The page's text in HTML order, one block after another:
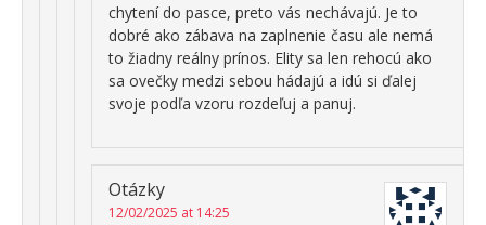
chytení do pasce, preto vás nechávajú. Je to
dobré ako zábava na zaplnenie času ale nemá
to žiadny reálny prínos. Elity sa len rehocú ako
sa ovečky medzi sebou hádajú a idú si ďalej
svoje podľa vzoru rozdeľuj a panuj.
Otázky
12/02/2025 at 14:25